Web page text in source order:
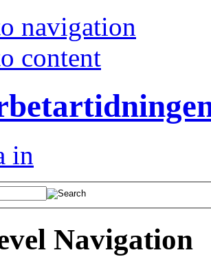
navigation
content
in
Navigation